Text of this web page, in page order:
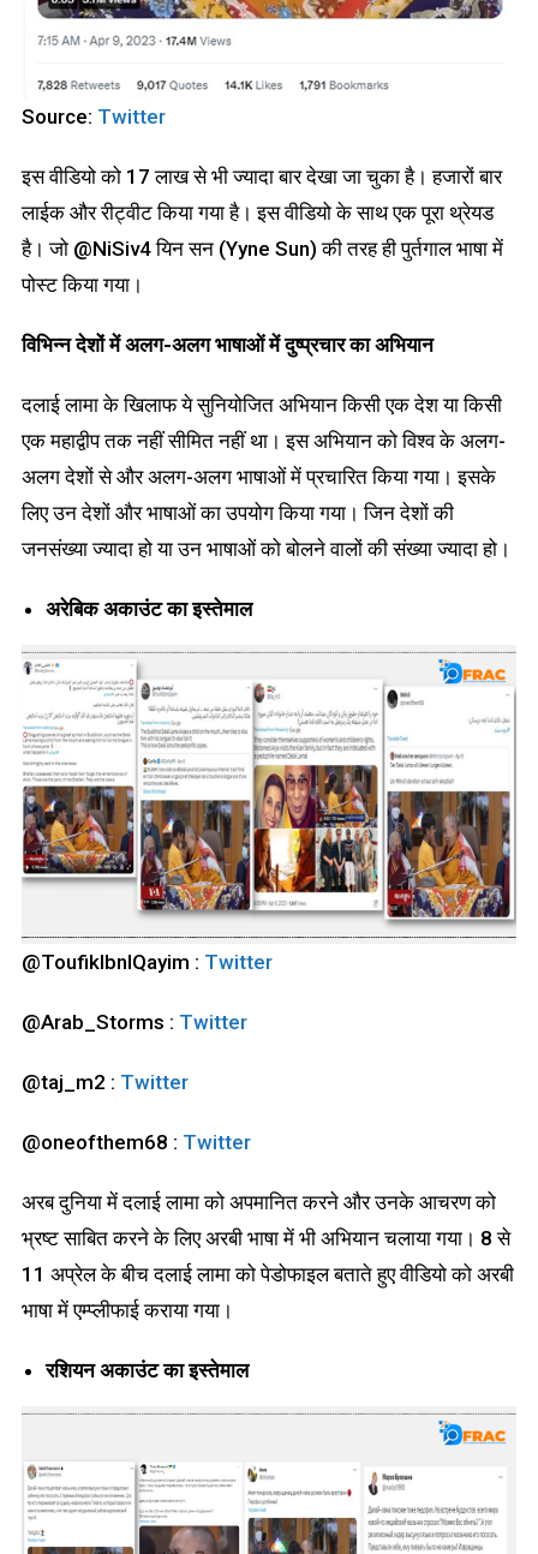
Source: Twitter
इस वीडियो को 17 लाख से भी ज्यादा बार देखा जा चुका है। हजारों बार
लाईक और रीट्वीट किया गया है। इस वीडियो के साथ एक पूरा थ्रेयड
है। जो @NiSiv4 यिन सन (Yyne Sun) की तरह ही पुर्तगाल भाषा में
पोस्ट किया गया।
विभिन्न देशों में अलग-अलग भाषाओं में दुष्प्रचार का अभियान
दलाई लामा के खिलाफ ये सुनियोजित अभियान किसी एक देश या किसी
एक महाद्वीप तक नहीं सीमित नहीं था। इस अभियान को विश्व के अलग-
अलग देशों से और अलग-अलग भाषाओं में प्रचारित किया गया। इसके
लिए उन देशों और भाषाओं का उपयोग किया गया। जिन देशों की
जनसंख्या ज्यादा हो या उन भाषाओं को बोलने वालों की संख्या ज्यादा हो।
अरेबिक अकाउंट का इस्तेमाल
@ToufikIbnlQayim : Twitter
@Arab_Storms : Twitter
@taj_m2 : Twitter
@oneofthem68 : Twitter
अरब दुनिया में दलाई लामा को अपमानित करने और उनके आचरण को
भ्रष्ट साबित करने के लिए अरबी भाषा में भी अभियान चलाया गया। 8 से
11 अप्रेल के बीच दलाई लामा को पेडोफाइल बताते हुए वीडियो को अरबी
भाषा में एम्प्लीफाई कराया गया।
रशियन अकाउंट का इस्तेमाल